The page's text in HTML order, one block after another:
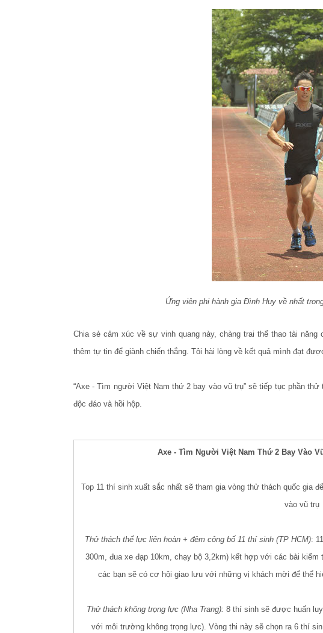
Ứng viên phi hành gia Đình Huy về nhất
Chia sẻ cảm xúc về sự vinh quang này, chàng trai thể thao tài
thêm tự tin để giành chiến thắng. Tôi hài lòng về kết quả mình đạt
“Axe - Tìm người Việt Nam thứ 2 bay vào vũ trụ” sẽ tiếp tục phần thử
độc đáo và hồi hộp.
Axe - Tìm Người Việt Nam Thứ 2 Bay Vào
Top 11 thí sinh xuất sắc nhất sẽ tham gia vòng thử thách quốc gia
vào vũ trụ
Thử thách thể lực liên hoàn + đêm công bố 11 thí sinh (TP HCM):
300m, đua xe đạp 10km, chạy bộ 3,2km) kết hợp với các bài
các bạn sẽ có cơ hội giao lưu với những vị khách mời để thể
Thử thách không trọng lực (Nha Trang): 8 thí sinh sẽ được huấn
với môi trường không trọng lực). Vòng thi này sẽ chọn ra 6 thí